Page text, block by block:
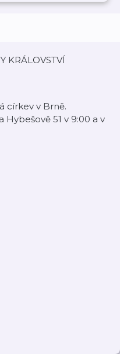
KRÁLOVSTVÍ
církev v Brně.
51 v 9:00 a v